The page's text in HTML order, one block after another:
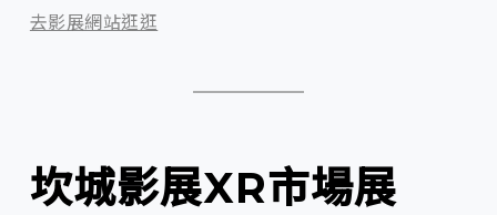
去影展網站逛逛
坎城影展XR市場展